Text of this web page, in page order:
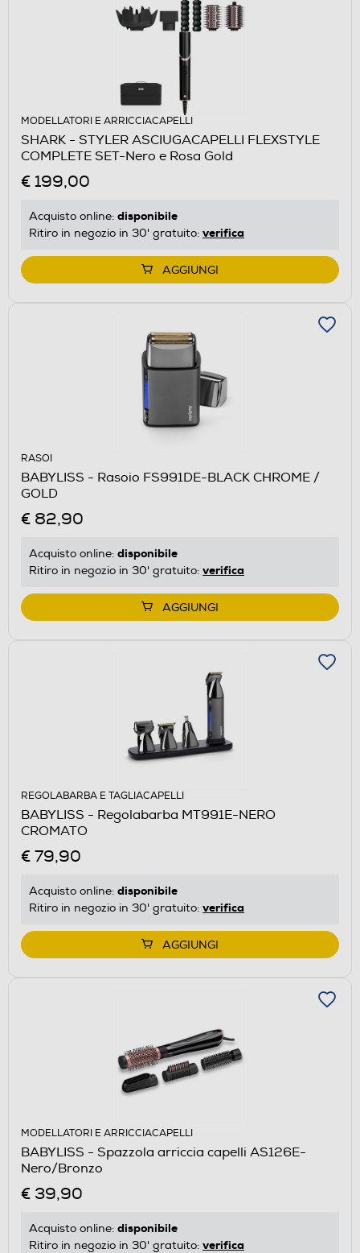
MODELLATORI E ARRICCIACAPELLI
SHARK - STYLER ASCIUGACAPELLI FLEXSTYLE
COMPLETE SET-Nero e Rosa Gold
€ 199,00
Acquisto online: disponibile
Ritiro in negozio in 30' gratuito: verifica
AGGIUNGI
RASOI
BABYLISS - Rasoio FS991DE-BLACK CHROME /
GOLD
€ 82,90
Acquisto online: disponibile
Ritiro in negozio in 30' gratuito: verifica
AGGIUNGI
REGOLABARBA E TAGLIACAPELLI
BABYLISS - Regolabarba MT991E-NERO
CROMATO
€ 79,90
Acquisto online: disponibile
Ritiro in negozio in 30' gratuito: verifica
AGGIUNGI
MODELLATORI E ARRICCIACAPELLI
BABYLISS - Spazzola arriccia capelli AS126E-
Nero/Bronzo
€ 39,90
Acquisto online: disponibile
Ritiro in negozio in 30' gratuito: verifica